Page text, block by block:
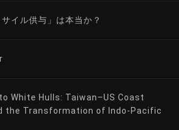
サイル供与」は本当か？
White Hulls: Taiwan–US Coast
the Transformation of Indo-Pacific